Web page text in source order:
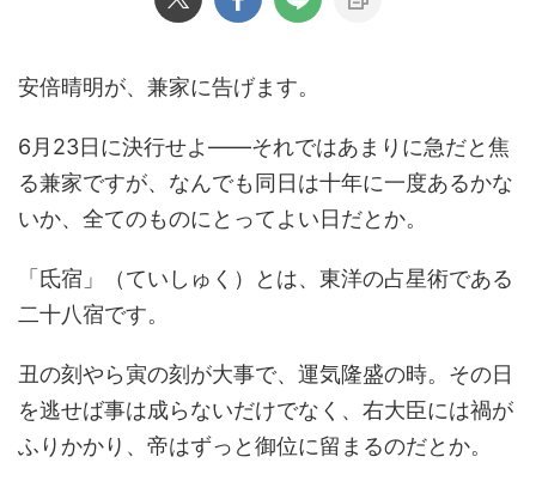
安倍晴明が、兼家に告げます。
6月23日に決行せよ――それではあまりに急だと焦
る兼家ですが、なんでも同日は十年に一度あるかな
いか、全てのものにとってよい日だとか。
「氐宿」（ていしゅく）とは、東洋の占星術である
二十八宿です。
丑の刻やら寅の刻が大事で、運気隆盛の時。その日
を逃せば事は成らないだけでなく、右大臣には禍が
ふりかかり、帝はずっと御位に留まるのだとか。